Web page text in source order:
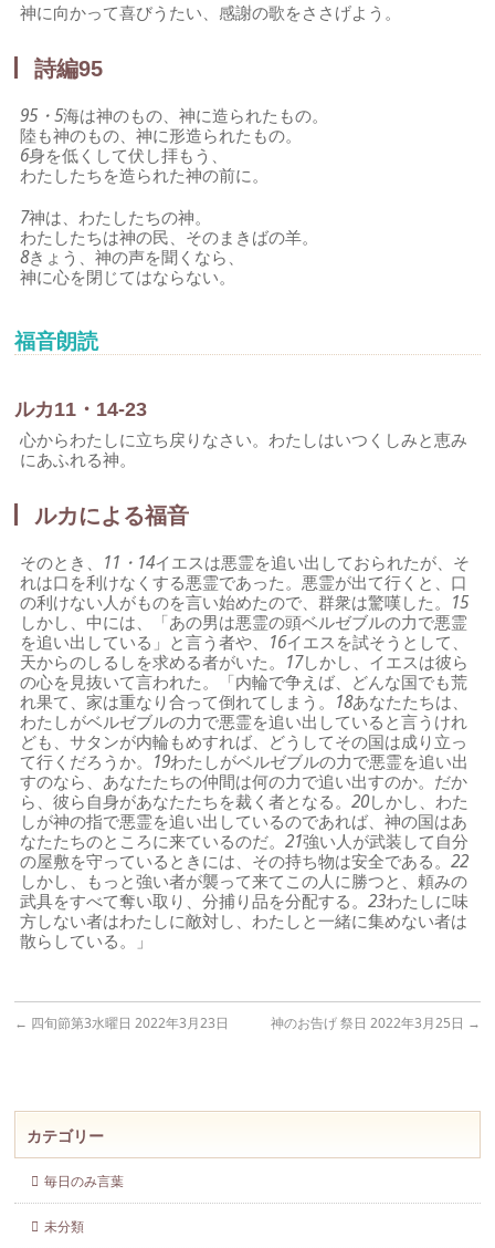
神に向かって喜びうたい、感謝の歌をささげよう。
詩編95
95・5海は神のもの、神に造られたもの。
陸も神のもの、神に形造られたもの。
6身を低くして伏し拝もう、
わたしたちを造られた神の前に。
7神は、わたしたちの神。
わたしたちは神の民、そのまきばの羊。
8きょう、神の声を聞くなら、
神に心を閉じてはならない。
福音朗読
ルカ11・14-23
心からわたしに立ち戻りなさい。わたしはいつくしみと恵み
にあふれる神。
ルカによる福音
そのとき、 11・14イエスは悪霊を追い出しておられたが、そ
れは口を利けなくする悪霊であった。悪霊が出て行くと、口
の利けない人がものを言い始めたので、群衆は驚嘆した。 15
しかし、中には、「あの男は悪霊の頭ベルゼブルの力で悪霊
を追い出している」と言う者や、 16イエスを試そうとして、
天からのしるしを求める者がいた。 17しかし、イエスは彼ら
の心を見抜いて言われた。「内輪で争えば、どんな国でも荒
れ果て、家は重なり合って倒れてしまう。 18あなたたちは、
わたしがベルゼブルの力で悪霊を追い出していると言うけれ
ども、サタンが内輪もめすれば、どうしてその国は成り立っ
て行くだろうか。 19わたしがベルゼブルの力で悪霊を追い出
すのなら、あなたたちの仲間は何の力で追い出すのか。だか
ら、彼ら自身があなたたちを裁く者となる。20しかし、わた
しが神の指で悪霊を追い出しているのであれば、神の国はあ
なたたちのところに来ているのだ。21強い人が武装して自分
の屋敷を守っているときには、その持ち物は安全である。22
しかし、もっと強い者が襲って来てこの人に勝つと、頼みの
武具をすべて奪い取り、分捕り品を分配する。23わたしに味
方しない者はわたしに敵対し、わたしと一緒に集めない者は
散らしている。」
← 四旬節第3水曜日 2022年3月23日 神のお告げ 祭日 2022年3月25日 →
カテゴリー
毎日のみ言葉
未分類